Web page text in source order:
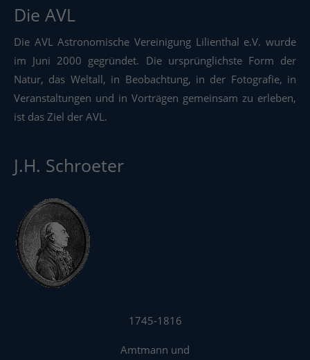
Die AVL
Die AVL Astronomische Vereinigung Lilienthal e.V. wurde
im Juni 2000 gegründet. Die ursprünglichste Form der
Natur, das Weltall, in Beobachtung, in der Fotografie, in
Veranstaltungen und in Vorträgen gemeinsam zu erleben,
ist das Ziel der AVL.
J.H. Schroeter
1745-1816
Amtmann und